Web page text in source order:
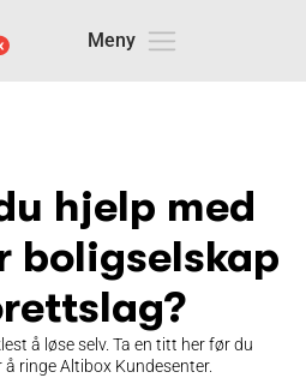
hjelp med
boligselskap
å løse selv. Ta en titt her før du
ringe Altibox Kundesenter.